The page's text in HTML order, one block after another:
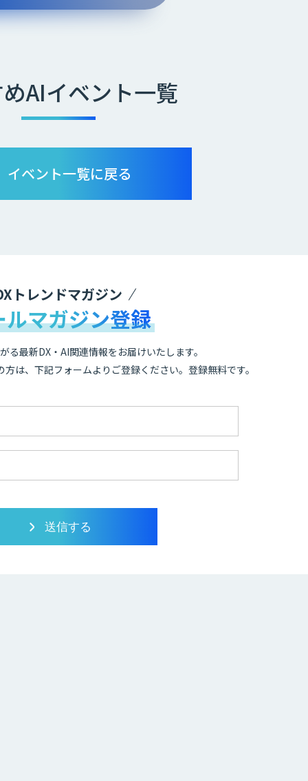
AIイベント一覧
イベント一覧に戻る
トレンドマガジン
ルマガジン登録
る最新DX・AI関連情報をお届けいたします。
は、下記フォームよりご登録ください。登録無料です。